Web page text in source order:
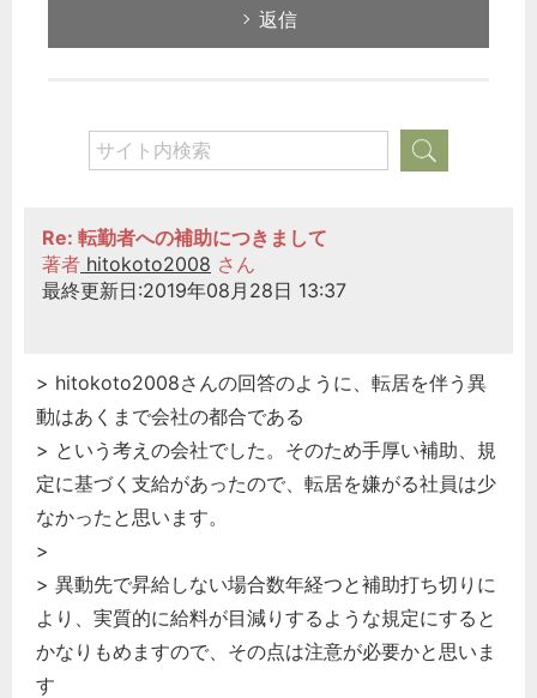
返信
Re: 転勤者への補助につきまして
著者 hitokoto2008 さん
最終更新日:2019年08月28日 13:37
> hitokoto2008さんの回答のように、転居を伴う異
動はあくまで会社の都合である
> という考えの会社でした。そのため手厚い補助、規
定に基づく支給があったので、転居を嫌がる社員は少
なかったと思います。
>
> 異動先で昇給しない場合数年経つと補助打ち切りに
より、実質的に給料が目減りするような規定にすると
かなりもめますので、その点は注意が必要かと思いま
す